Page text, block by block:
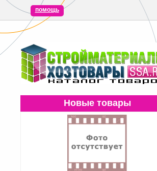
помощь
Новые товары